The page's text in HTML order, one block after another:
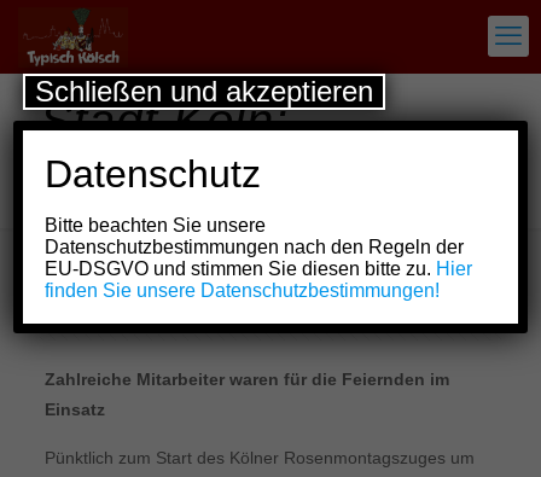
Stadt Köln:
Zwischenbilanz
Rosenmontag 2026
Zahlreiche Mitarbeiter waren für die Feiernden im
Einsatz
Pünktlich zum Start des Kölner Rosenmontagszuges um
Datenschutz
Bitte beachten Sie unsere
Datenschutzbestimmungen nach den Regeln der
EU-DSGVO und stimmen Sie diesen bitte zu. Hier
finden Sie unsere Datenschutzbestimmungen!
Schließen und akzeptieren